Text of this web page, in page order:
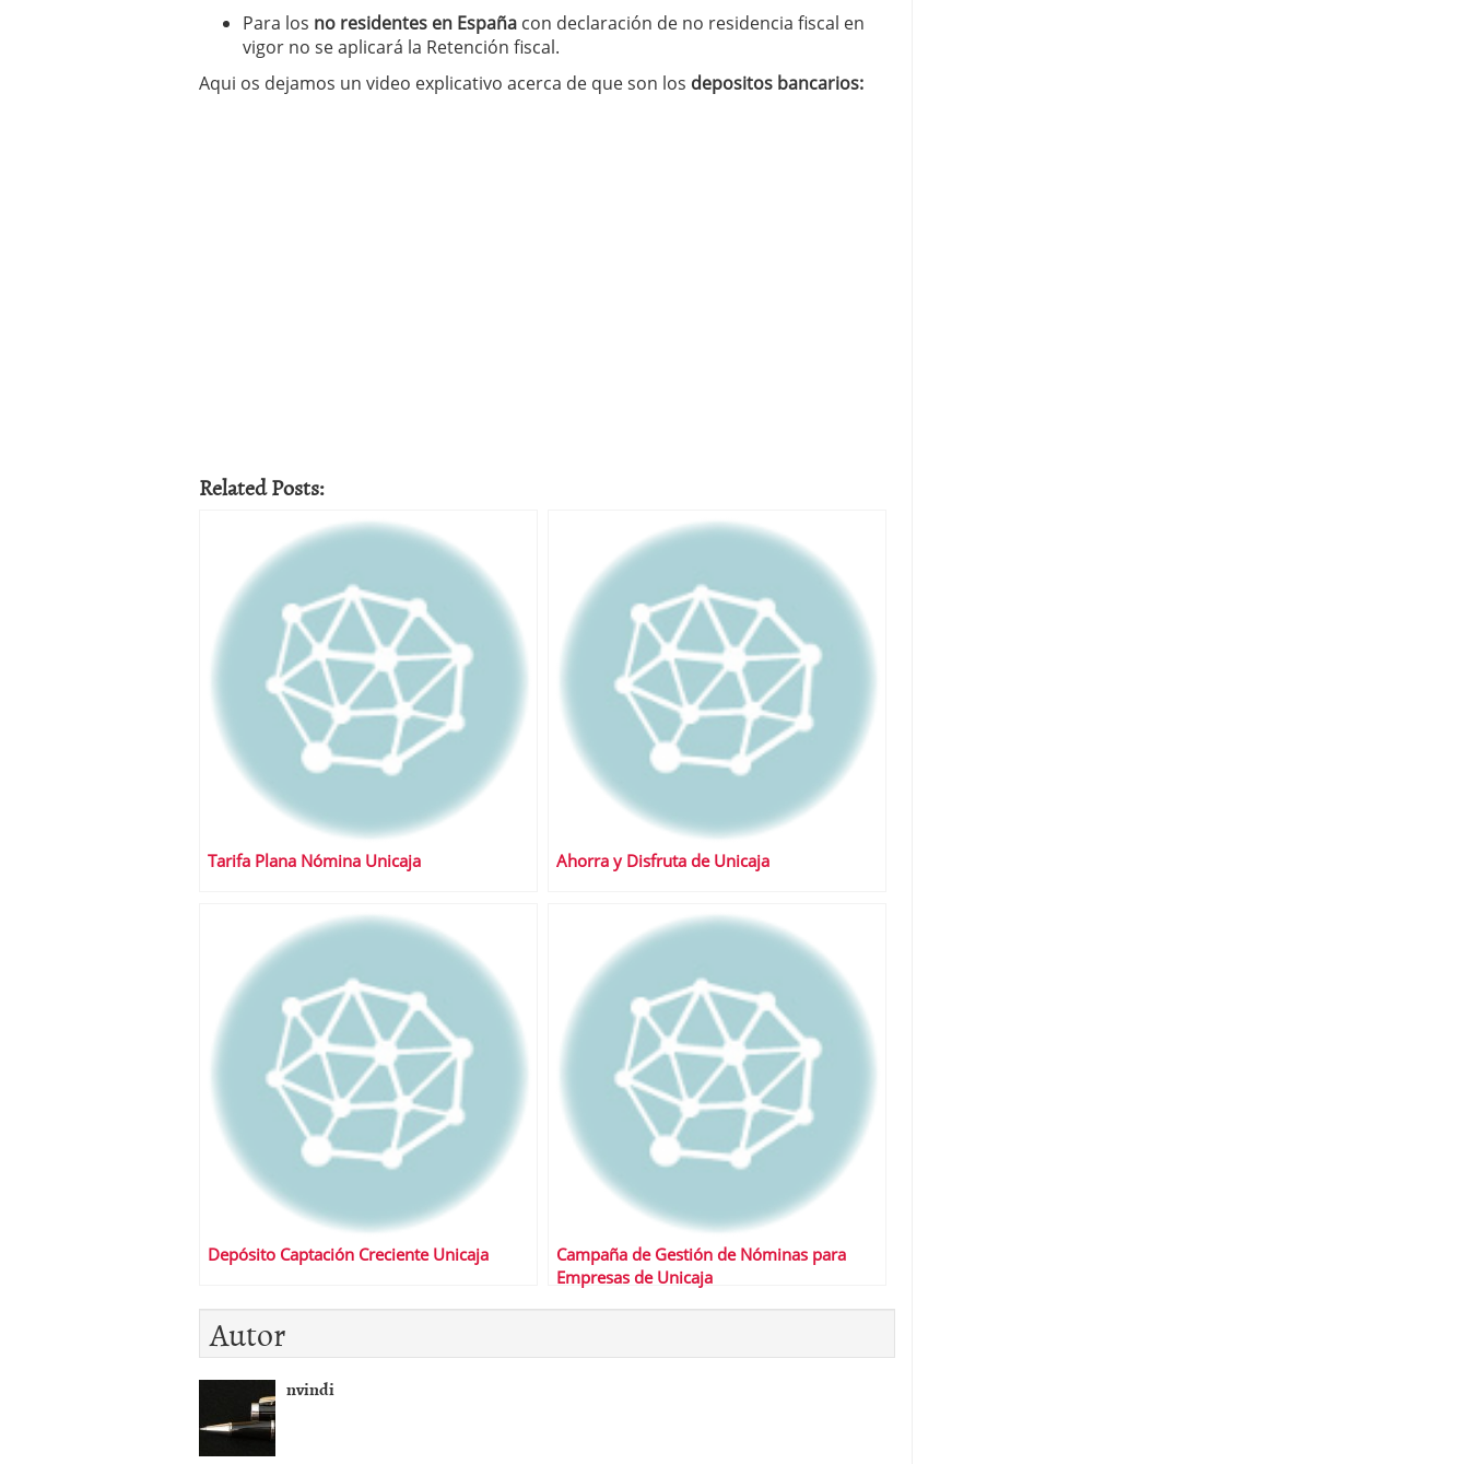
Para los no residentes en España con declaración de no residencia fiscal en
vigor no se aplicará la Retención fiscal.
Aqui os dejamos un video explicativo acerca de que son los depositos bancarios:
Related Posts:
Tarifa Plana Nómina Unicaja Ahorra y Disfruta de Unicaja
Depósito Captación Creciente Unicaja
Campaña de Gestión de Nóminas para
Empresas de Unicaja
Autor
nvindi